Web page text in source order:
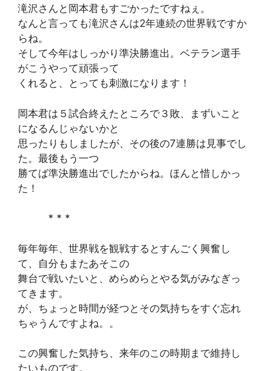
滝沢さんと岡本君もすごかったですねぇ。
なんと言っても滝沢さんは2年連続の世界戦ですか
らね。
そして今年はしっかり準決勝進出。ベテラン選手
がこうやって頑張って
くれると、とっても刺激になります！
岡本君は５試合終えたところで３敗、まずいこと
になるんじゃないかと
思ったりもしましたが、その後の7連勝は見事でし
た。最後もう一つ
勝てば準決勝進出でしたからね。ほんと惜しかっ
た！
* * *
毎年毎年、世界戦を観戦するとすんごく興奮し
て、自分もまたあそこの
舞台で戦いたいと、めらめらとやる気がみなぎっ
てきます。
が、ちょっと時間が経つとその気持ちをすぐ忘れ
ちゃうんですよね。。
この興奮した気持ち、来年のこの時期まで維持し
たいものです。